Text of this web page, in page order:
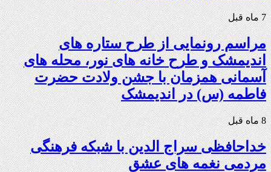
7 ماه قبل
مراسم رونمایی از طرح ستاره های
اندیمشک و طرح خانه های نور، محله های
آسمانی همزمان با جشن ولادت حضرت
فاطمه (س) در اندیمشک
8 ماه قبل
خداحافظی سراج الدین با شبکه فرهنگی
مردمی نغمه های عشق